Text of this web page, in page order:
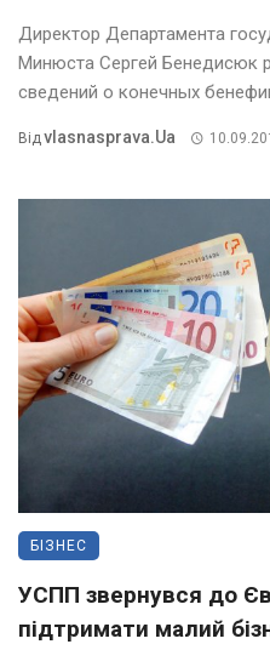
Директор Департамента
Минюста Сергей Бенедисюк
сведений о конечных
ВідVlasnasprava.ua
БІЗНЕС
УСПП звернувся до
підтримати малий